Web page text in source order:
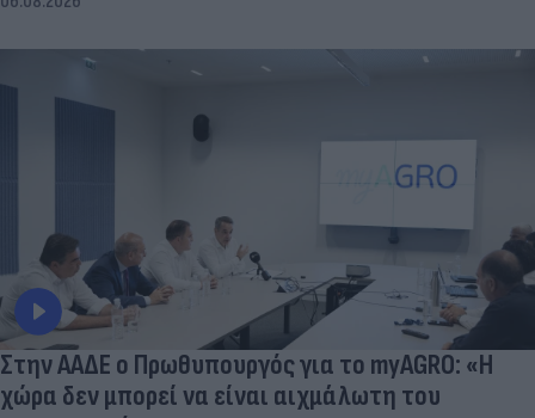
Στην ΑΑΔΕ ο Πρωθυπουργός για το myAGRO: «Η
χώρα δεν μπορεί να είναι αιχμάλωτη του